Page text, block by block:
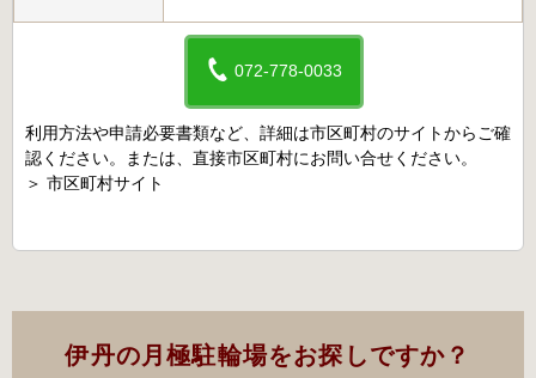
072-778-0033
利用方法や申請必要書類など、詳細は市区町村のサイトからご確
認ください。または、直接市区町村にお問い合せください。
＞ 市区町村サイト
伊丹の月極駐輪場をお探しですか？